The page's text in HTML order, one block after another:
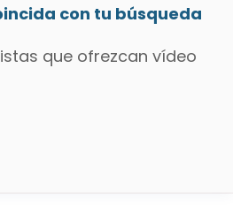
con tu búsqueda
que ofrezcan vídeo